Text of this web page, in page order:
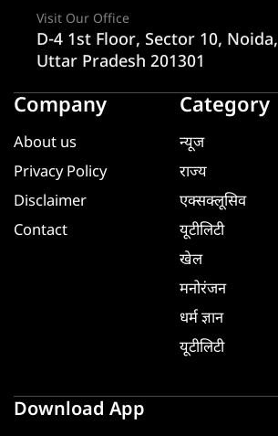
Visit Our Office
D-4 1st Floor, Sector 10, Noida,
Uttar Pradesh 201301
Company
About us
Privacy Policy
Disclaimer
Contact
Category
न्यूज
राज्य
एक्सक्लूसिव
यूटीलिटी
खेल
मनोरंजन
धर्म ज्ञान
यूटीलिटी
Download App